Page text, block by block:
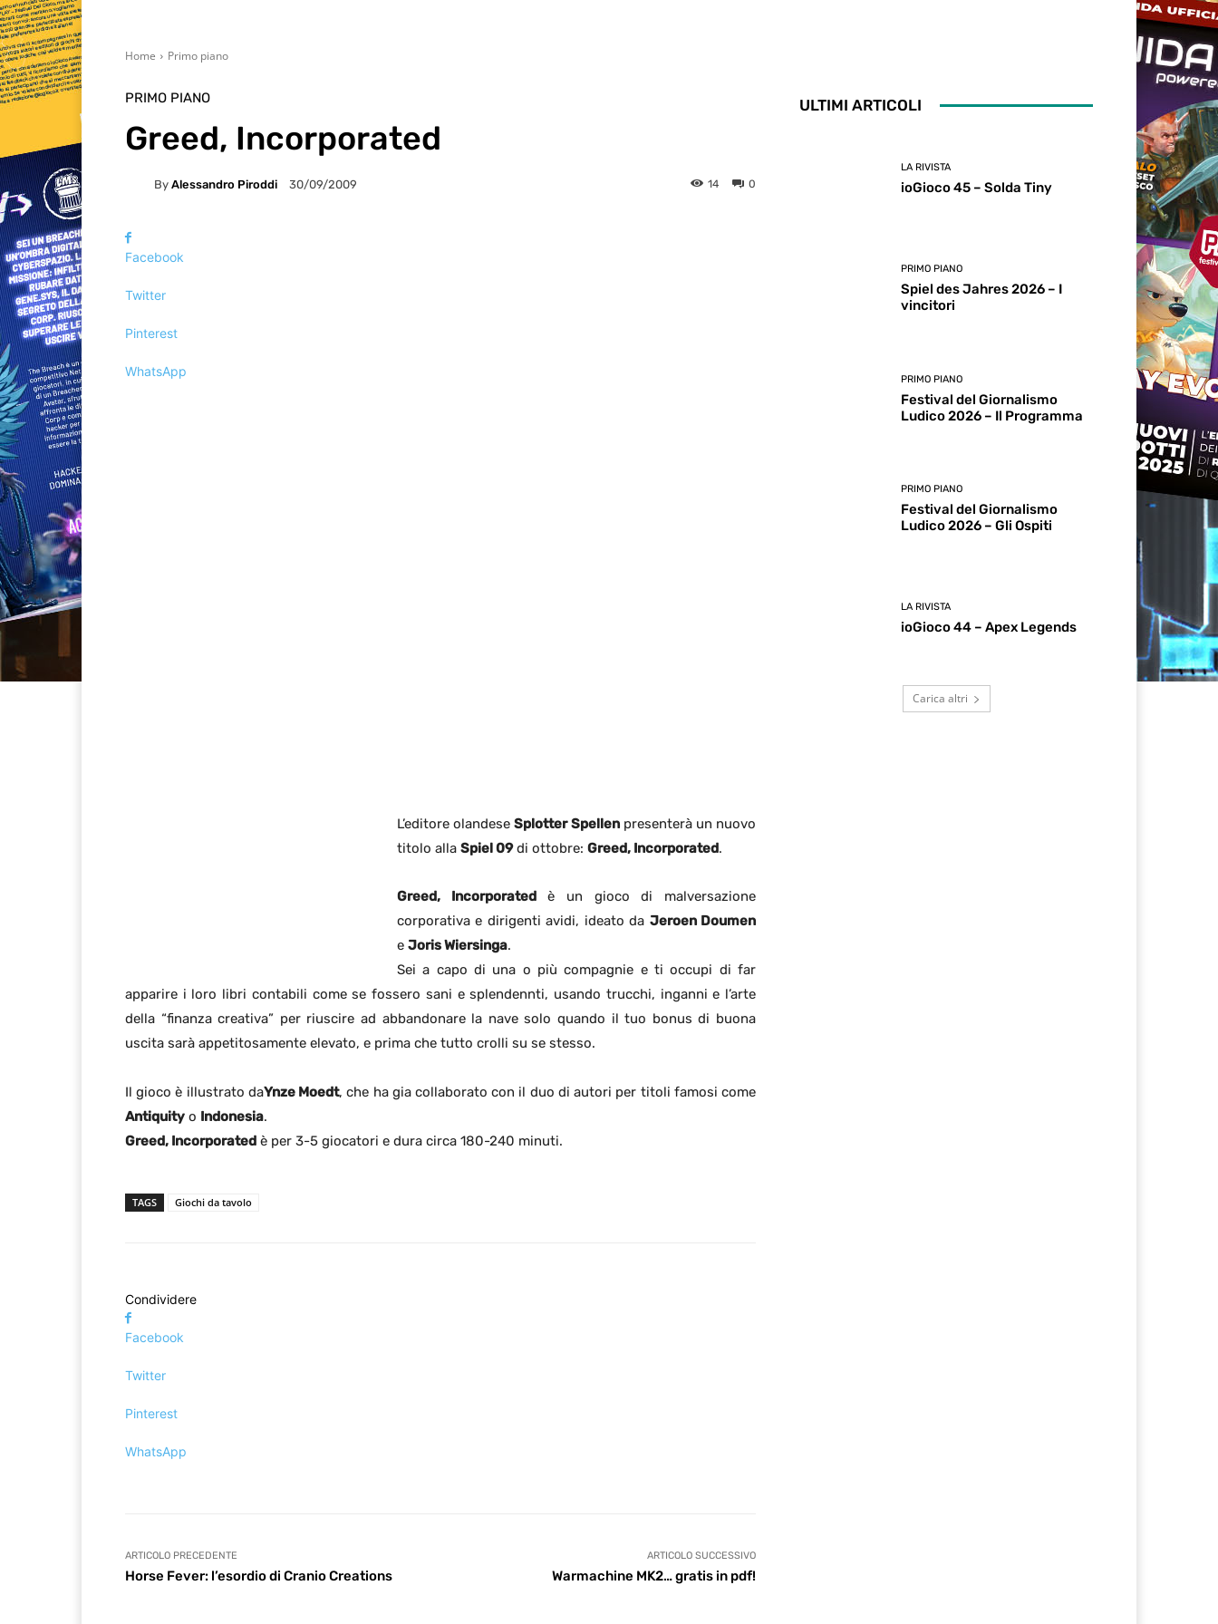
Home Primo piano
PRIMO PIANO
Greed, Incorporated
By Alessandro Piroddi 30/09/2009 0
14
Facebook
Twitter
Pinterest
WhatsApp
L’editore olandeseSplotter Spellenpresenterà un nuovo
titolo alla Spiel 09di ottobre: Greed, Incorporated.
Greed, Incorporatedè un gioco di malversazione
corporativa e dirigenti avidi, ideato da Jeroen Doumen
e Joris Wiersinga.
Sei a capo di una o più compagnie e ti occupi di far
apparire i loro libri contabili come se fossero sani e splendennti, usando trucchi, inganni e l’arte
della “finanza creativa” per riuscire ad abbandonare la nave solo quando il tuo bonus di buona
uscita sarà appetitosamente elevato, e prima che tutto crolli su se stesso.
Il gioco è illustrato daYnze Moedt, che ha gia collaborato con il duo di autori per titoli famosi come
Antiquity o Indonesia.
Greed, Incorporated è per 3-5 giocatori e dura circa 180-240 minuti.
TAGS Giochi da tavolo
Condividere
Facebook
Twitter
Pinterest
WhatsApp
ARTICOLO PRECEDENTE
Horse Fever: l’esordio di Cranio Creations
ARTICOLO SUCCESSIVO
Warmachine MK2… gratis in pdf!
ULTIMI ARTICOLI
LA RIVISTA
ioGioco 45 – Solda Tiny
PRIMO PIANO
Spiel des Jahres 2026 – I
vincitori
PRIMO PIANO
Festival del Giornalismo
Ludico 2026 – Il Programma
PRIMO PIANO
Festival del Giornalismo
Ludico 2026 – Gli Ospiti
LA RIVISTA
ioGioco 44 – Apex Legends
Carica altri